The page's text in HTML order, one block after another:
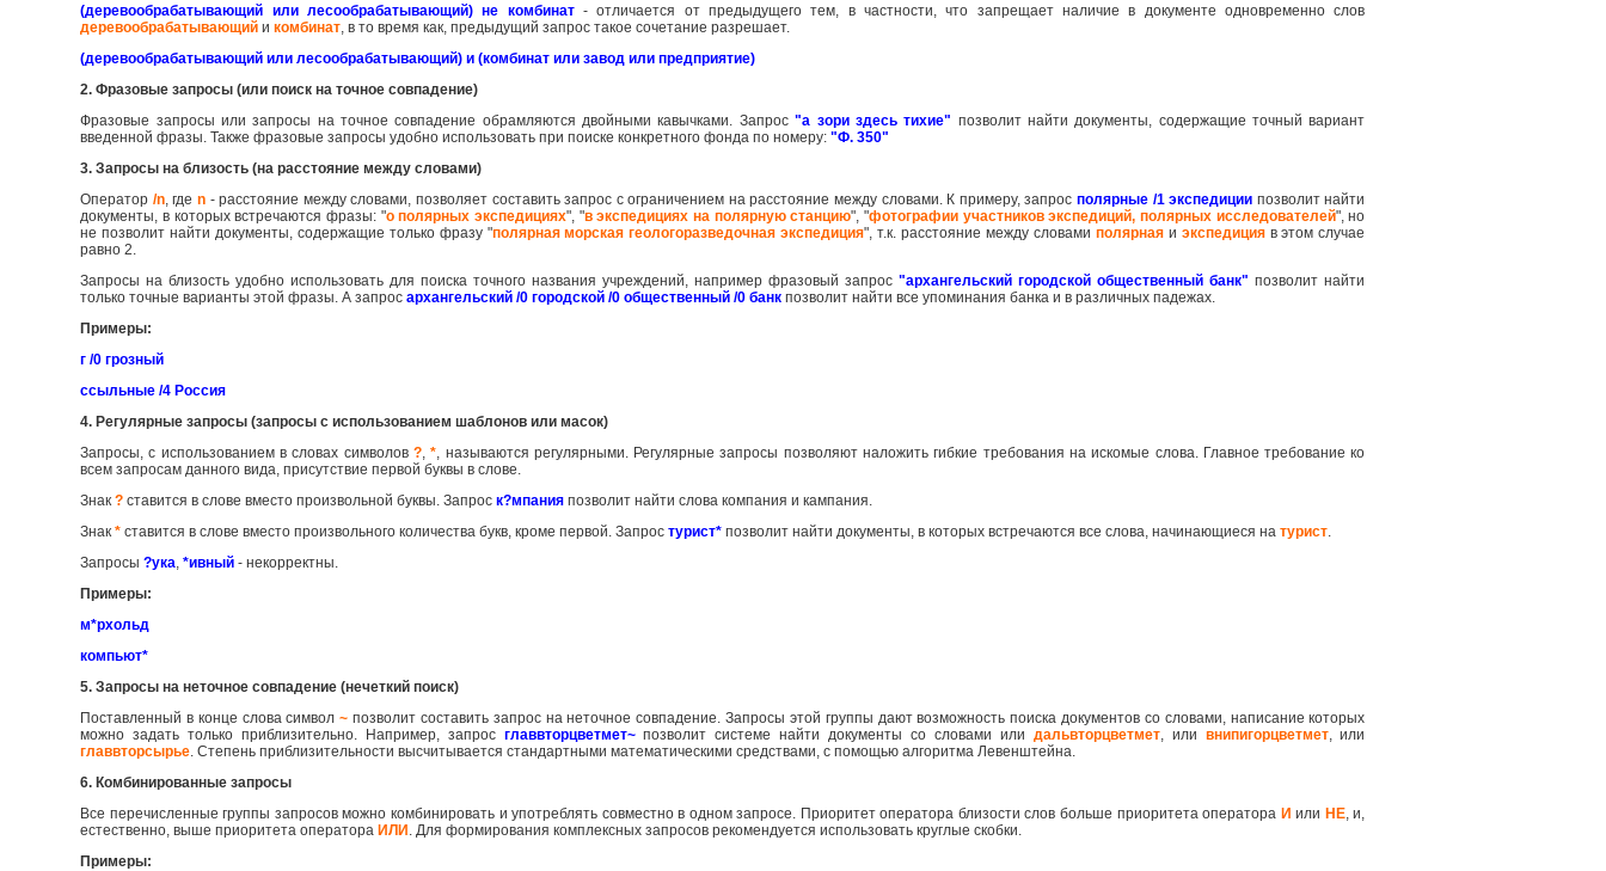
(деревообрабатывающий или лесообрабатывающий) не комбинат- отличается от предыдущего тем, в частности, что запрещает наличие в документе одновременно слов
деревообрабатывающий икомбинат, в то время как, предыдущий запрос такое сочетание разрешает.
(деревообрабатывающий или лесообрабатывающий) и (комбинат или завод или предприятие)
2. Фразовые запросы (или поиск на точное совпадение)
Фразовые запросы или запросы на точное совпадение обрамляются двойными кавычками. Запрос"а зори здесь тихие" позволит найти документы, содержащие точный вариант
введенной фразы. Также фразовые запросы удобно использовать при поиске конкретного фонда по номеру:"Ф. 350"
3. Запросы на близость (на расстояние между словами)
Оператор /n, где n- расстояние между словами, позволяет составить запрос с ограничением на расстояние между словами. К примеру, запросполярные /1 экспедиции позволит найти
документы, в которых встречаются фразы: "о полярных экспедициях", "в экспедициях на полярную станцию", "фотографии участников экспедиций, полярных исследователей", но
не позволит найти документы, содержащие только фразу "полярная морская геологоразведочная экспедиция", т.к. расстояние между словами полярнаяи экспедицияв этом случае
равно 2.
Запросы на близость удобно использовать для поиска точного названия учреждений, например фразовый запрос"архангельский городской общественный банк" позволит найти
только точные варианты этой фразы. А запросархангельский /0 городской /0 общественный /0 банк позволит найти все упоминания банка и в различных падежах.
Примеры:
г /0 грозный
ссыльные /4 Россия
4. Регулярные запросы (запросы с использованием шаблонов или масок)
Запросы, с использованием в словах символов ?,*, называются регулярными. Регулярные запросы позволяют наложить гибкие требования на искомые слова. Главное требование ко
всем запросам данного вида, присутствие первой буквы в слове.
Знак? ставится в слове вместо произвольной буквы. Запроск?мпания позволит найти слова компания и кампания.
Знак* ставится в слове вместо произвольного количества букв, кроме первой. Запростурист* позволит найти документы, в которых встречаются все слова, начинающиеся натурист.
Запросы?ука,*ивный - некорректны.
Примеры:
м*рхольд
компьют*
5. Запросы на неточное совпадение (нечеткий поиск)
Поставленный в конце слова символ ~ позволит составить запрос на неточное совпадение. Запросы этой группы дают возможность поиска документов со словами, написание которых
можно задать только приблизительно. Например, запрос главвторцветмет~позволит системе найти документы со словами или дальвторцветмет, или внипигорцветмет, или
главвторсырье. Степень приблизительности высчитывается стандартными математическими средствами, с помощью алгоритма Левенштейна.
6. Комбинированные запросы
Все перечисленные группы запросов можно комбинировать и употреблять совместно в одном запросе. Приоритет оператора близости слов больше приоритета оператора И или НЕ, и,
естественно, выше приоритета оператораИЛИ. Для формирования комплексных запросов рекомендуется использовать круглые скобки.
Примеры: